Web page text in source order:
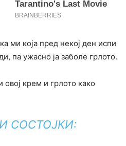
ми која пред некој ден испи
па ужасно ја заболе грлото.
крем и грлото како
СОСТОЈКИ: